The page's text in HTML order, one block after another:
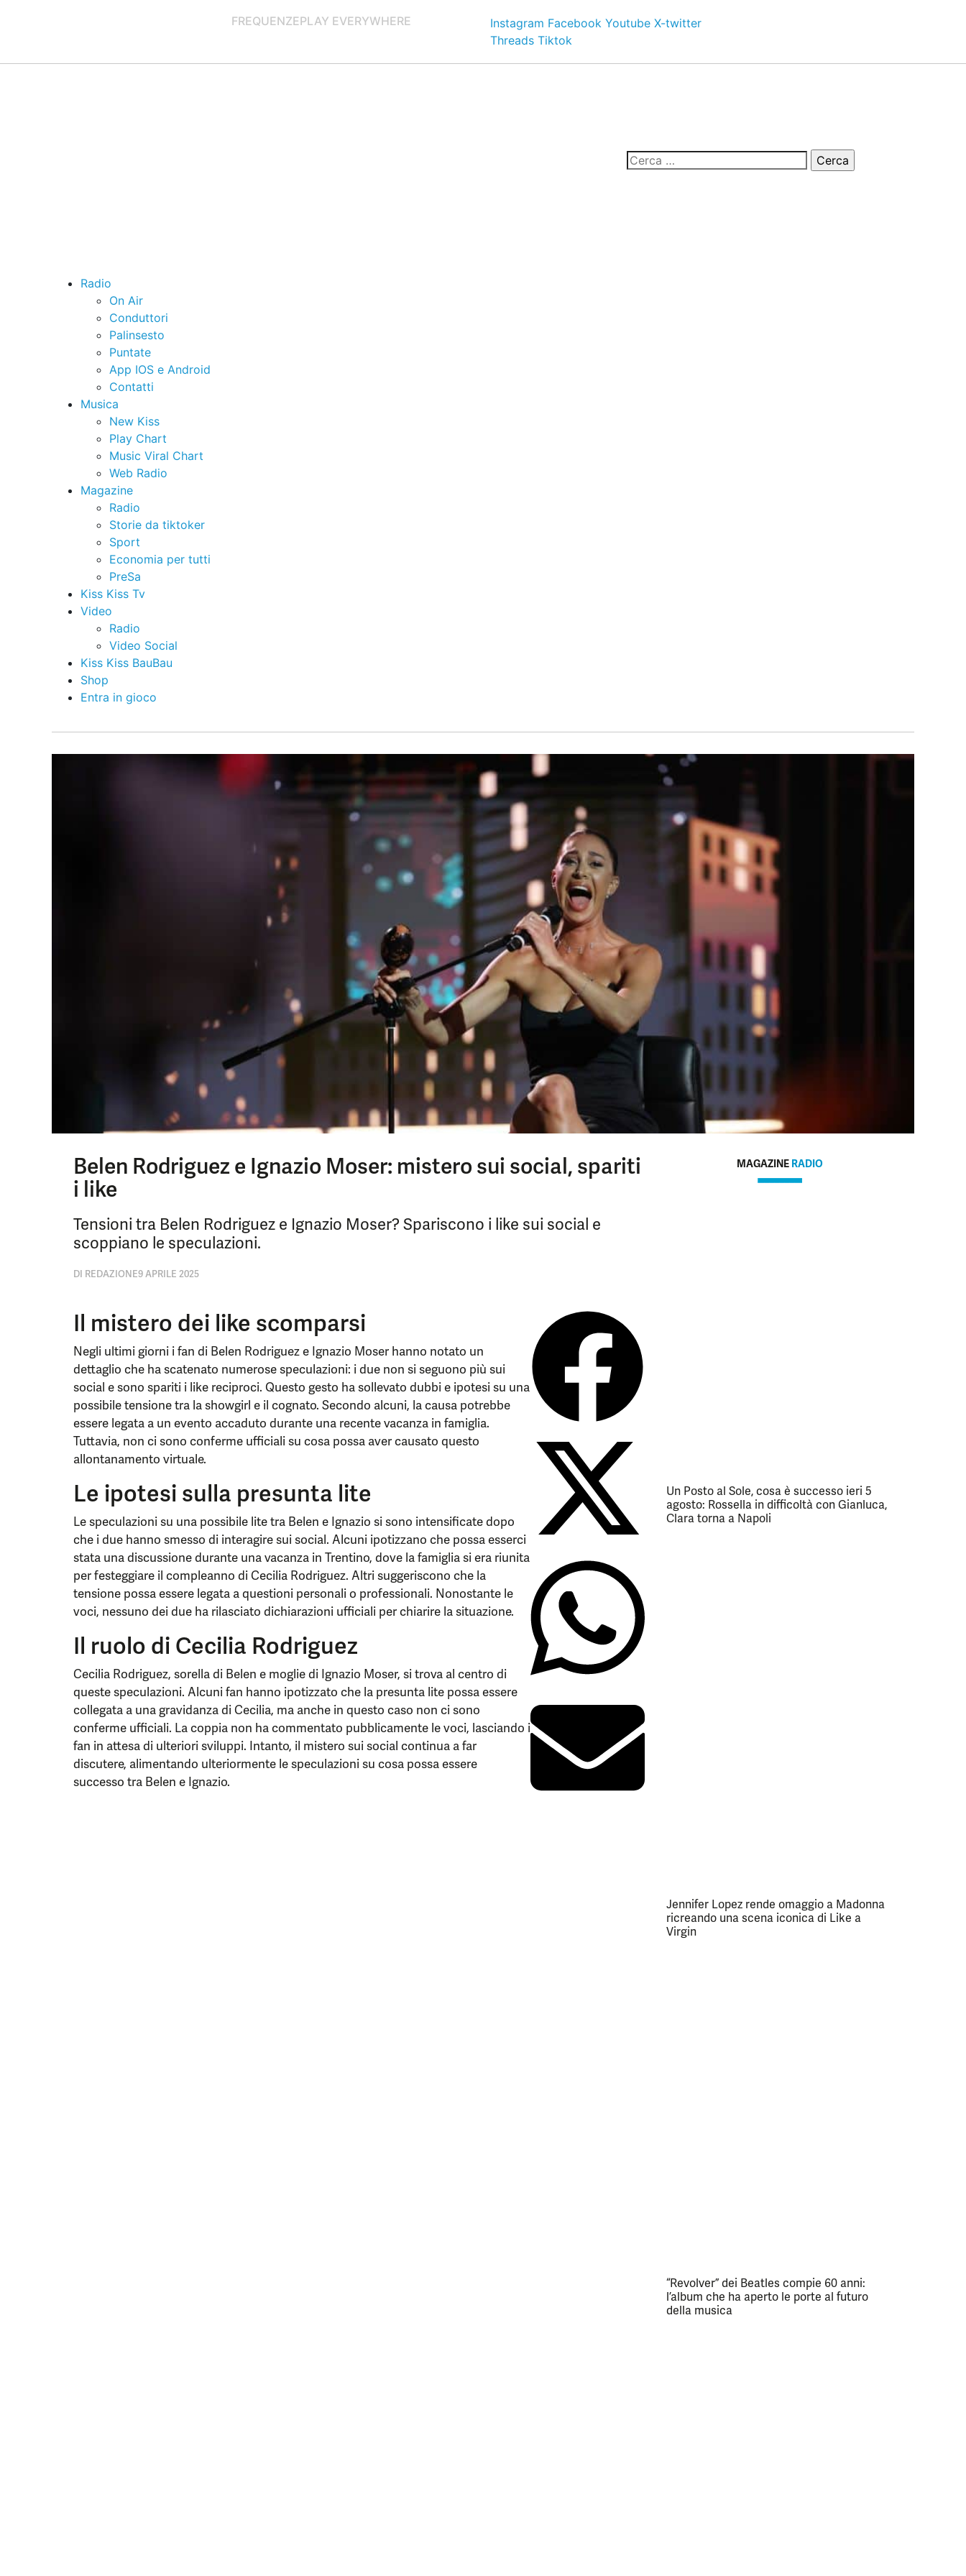
FREQUENZEPLAY EVERYWHERE Instagram Facebook Youtube X-twitter
Threads Tiktok
Radio
On Air
Conduttori
Palinsesto
Puntate
App IOS e Android
Contatti
Musica
New Kiss
Play Chart
Music Viral Chart
Web Radio
Magazine
Radio
Storie da tiktoker
Sport
Economia per tutti
PreSa
Kiss Kiss Tv
Video
Radio
Video Social
Kiss Kiss BauBau
Shop
Entra in gioco
Belen Rodriguez e Ignazio Moser: mistero sui social, spariti
i like
Tensioni tra Belen Rodriguez e Ignazio Moser? Spariscono i like sui social e
scoppiano le speculazioni.
DI REDAZIONE9 APRILE 2025
Il mistero dei like scomparsi
Negli ultimi giorni i fan di Belen Rodriguez e Ignazio Moser hanno notato un
dettaglio che ha scatenato numerose speculazioni: i due non si seguono più sui
social e sono spariti i like reciproci. Questo gesto ha sollevato dubbi e ipotesi su una
possibile tensione tra la showgirl e il cognato. Secondo alcuni, la causa potrebbe
essere legata a un evento accaduto durante una recente vacanza in famiglia.
Tuttavia, non ci sono conferme ufficiali su cosa possa aver causato questo
allontanamento virtuale.
Le ipotesi sulla presunta lite
Le speculazioni su una possibile lite tra Belen e Ignazio si sono intensificate dopo
che i due hanno smesso di interagire sui social. Alcuni ipotizzano che possa esserci
stata una discussione durante una vacanza in Trentino, dove la famiglia si era riunita
per festeggiare il compleanno di Cecilia Rodriguez. Altri suggeriscono che la
tensione possa essere legata a questioni personali o professionali. Nonostante le
voci, nessuno dei due ha rilasciato dichiarazioni ufficiali per chiarire la situazione.
Il ruolo di Cecilia Rodriguez
Cecilia Rodriguez, sorella di Belen e moglie di Ignazio Moser, si trova al centro di
queste speculazioni. Alcuni fan hanno ipotizzato che la presunta lite possa essere
collegata a una gravidanza di Cecilia, ma anche in questo caso non ci sono
conferme ufficiali. La coppia non ha commentato pubblicamente le voci, lasciando i
fan in attesa di ulteriori sviluppi. Intanto, il mistero sui social continua a far
discutere, alimentando ulteriormente le speculazioni su cosa possa essere
successo tra Belen e Ignazio.
MAGAZINE RADIO
Un Posto al Sole, cosa è successo ieri 5
agosto: Rossella in difficoltà con Gianluca,
Clara torna a Napoli
Jennifer Lopez rende omaggio a Madonna
ricreando una scena iconica di Like a
Virgin
“Revolver” dei Beatles compie 60 anni:
l’album che ha aperto le porte al futuro
della musica